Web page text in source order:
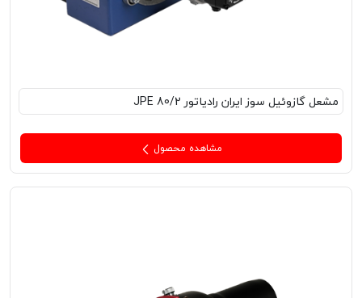
مشعل‌ گازوئیل سوز ایران رادیاتور JPE 80/2
مشاهده محصول